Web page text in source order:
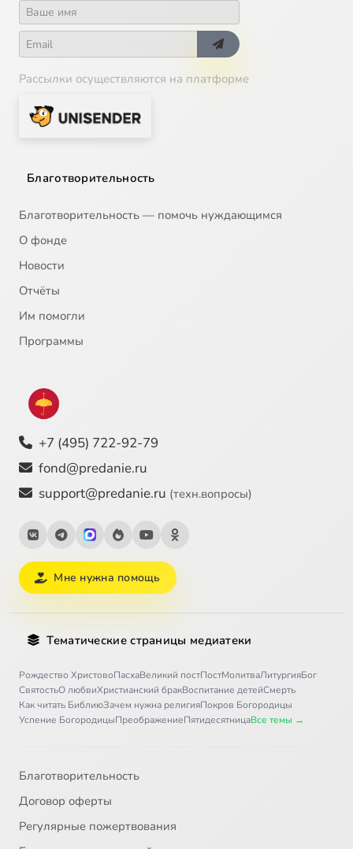
Рассылки осуществляются на платформе
Благотворительность
Благотворительность — помочь нуждающимся
О фонде
Новости
Отчёты
Им помогли
Программы
+7 (495) 722-92-79
fond@predanie.ru
support@predanie.ru (техн.вопросы)
Мне нужна помощь
Тематические страницы медиатеки
Рождество ХристовоПасхаВеликий постПостМолитваЛитургияБог
СвятостьО любвиХристианский бракВоспитание детейСмерть
Как читать БиблиюЗачем нужна религияПокров Богородицы
Успение БогородицыПреображениеПятидесятницаВсе темы →
Благотворительность
Договор оферты
Регулярные пожертвования